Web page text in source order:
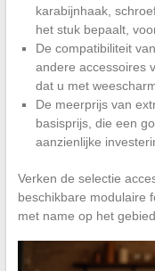
karabijnhaak,
het stuk bepaalt,
De compatibiliteit
andere accessoires
dat u met
De meerprijs van
basisprijs, die een
aanzienlijke
Verken de selectie
beschikbare modulaire
met name op het